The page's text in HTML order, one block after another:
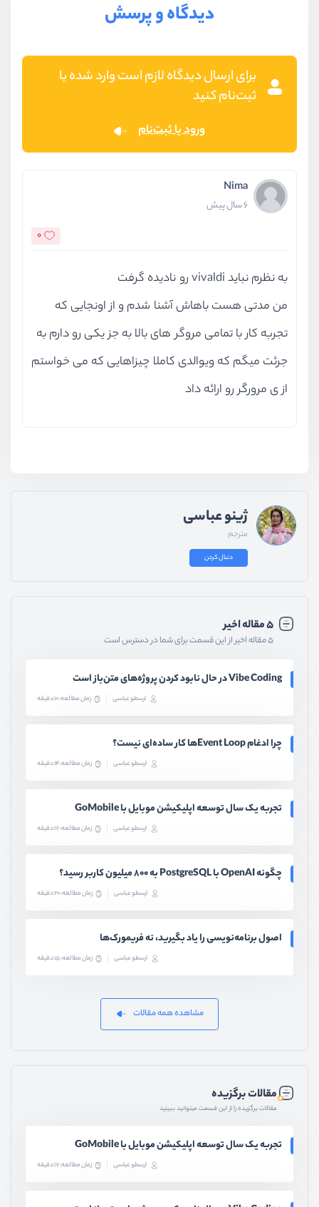
دیدگاه و پرسش
برای ارسال دیدگاه لازم است وارد شده یا
ثبت‌نام کنید
ورود یا ثبت‌نام
Nima
6 سال پیش
0
به نظرم نباید vivaldi رو نادیده گرفت
من مدتی هست باهاش آشنا شدم و از اونجایی که
تجربه کار با تمامی مروگر های بالا به جز یکی رو دارم به
جرئت میگم که ویوالدی کاملا چیزاهایی که می خواستم
از ی مرورگر رو ارائه داد
ژینو عباسی
مترجم
دنبال کردن
۵ مقاله اخیر
۵ مقاله اخیر از این قسمت برای شما در دسترس است
Vibe Coding در حال نابود کردن پروژه‌های متن‌باز است
ارسطو عباسی زمان مطالعه: 10 دقیقه
چرا ادغام Event Loopها کار ساده‌ای نیست؟
ارسطو عباسی زمان مطالعه: 14 دقیقه
تجربه یک سال توسعه اپلیکیشن موبایل با GoMobile
ارسطو عباسی زمان مطالعه: 17 دقیقه
چگونه OpenAI با PostgreSQL به ۸۰۰ میلیون کاربر رسید؟
ارسطو عباسی زمان مطالعه: 20 دقیقه
اصول برنامه‌نویسی را یاد بگیرید، نه فریمورک‌ها
ارسطو عباسی زمان مطالعه: 15 دقیقه
مشاهده همه مقالات
مقالات برگزیده
مقالات برگزیده را از این قسمت میتوانید ببینید
تجربه یک سال توسعه اپلیکیشن موبایل با GoMobile
ارسطو عباسی زمان مطالعه: 17 دقیقه